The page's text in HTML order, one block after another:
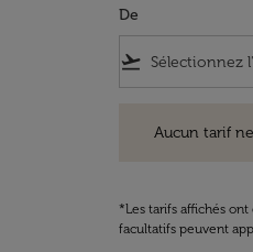
De
flight_takeoff
Aucun tarif
*Les tarifs affichés
facultatifs peuvent